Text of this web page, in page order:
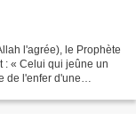
l'agrée), le Prophète
: « Celui qui jeûne un
de l'enfer d'une